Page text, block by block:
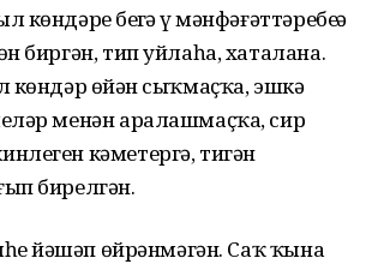
беҙгә үҙ мәнфәғәттәребеҙҙә
биргән, тип уйлаһа, хаталана.
көндәр өйҙән сыҡмаҫҡа, эшкә
менән аралашмаҫҡа, сир
кәметергә, тигән
бирелгән.
йәшәп өйрәнмәгән. Саҡ ҡына